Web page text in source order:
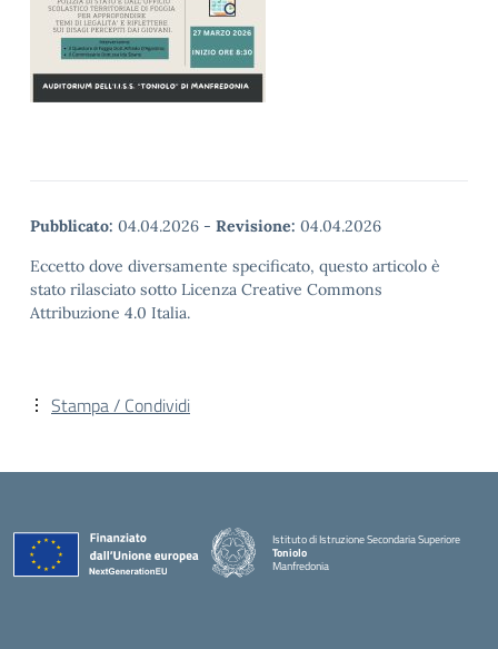
Pubblicato: 04.04.2026 - Revisione: 04.04.2026
Eccetto dove diversamente specificato, questo articolo è
stato rilasciato sotto Licenza Creative Commons
Attribuzione 4.0 Italia.
Stampa / Condividi
Istituto di Istruzione Secondaria Superiore
Toniolo
Manfredonia